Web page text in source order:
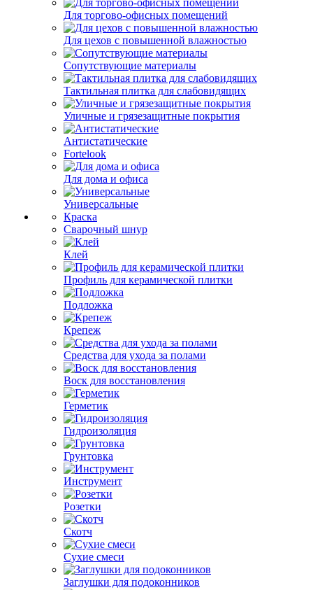
Для торгово-офисных помещений
Для цехов с повышенной влажностью
Сопутствующие материалы
Тактильная плитка для слабовидящих
Уличные и грязезащитные покрытия
Антистатические
Fortelook
Для дома и офиса
Универсальные
Краска
Сварочный шнур
Клей
Профиль для керамической плитки
Подложка
Крепеж
Средства для ухода за полами
Воск для восстановления
Герметик
Гидроизоляция
Грунтовка
Инструмент
Розетки
Скотч
Сухие смеси
Заглушки для подоконников